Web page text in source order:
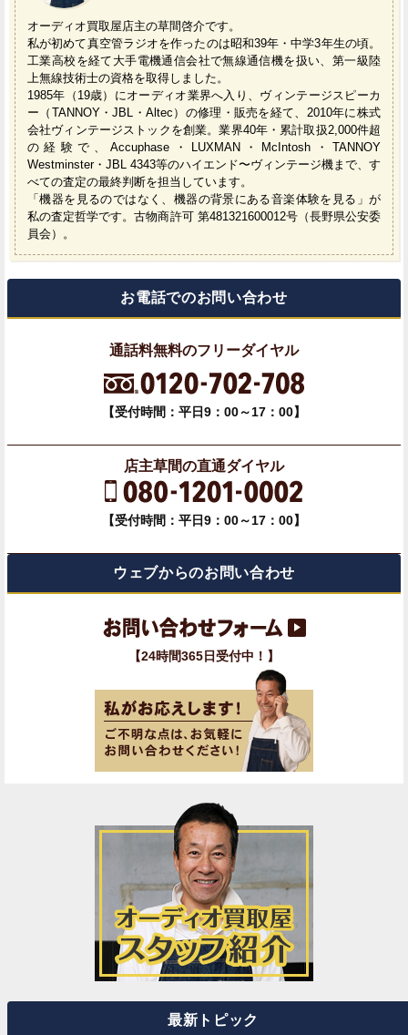
オーディオ買取屋店主の草間啓介です。
私が初めて真空管ラジオを作ったのは昭和39年・中学3年生の頃。
工業高校を経て大手電機通信会社で無線通信機を扱い、第一級陸
上無線技術士の資格を取得しました。
1985年（19歳）にオーディオ業界へ入り、ヴィンテージスピーカ
ー（TANNOY・JBL・Altec）の修理・販売を経て、2010年に株式
会社ヴィンテージストックを創業。業界40年・累計取扱2,000件超
の経験で、Accuphase・LUXMAN・McIntosh・TANNOY
Westminster・JBL 4343等のハイエンド〜ヴィンテージ機まで、す
べての査定の最終判断を担当しています。
「機器を見るのではなく、機器の背景にある音楽体験を見る」が
私の査定哲学です。古物商許可 第481321600012号（長野県公安委
員会）。
お電話でのお問い合わせ
通話料無料のフリーダイヤル
【受付時間：平日9：00～17：00】
店主草間の直通ダイヤル
【受付時間：平日9：00～17：00】
ウェブからのお問い合わせ
【24時間365日受付中！】
最新トピック